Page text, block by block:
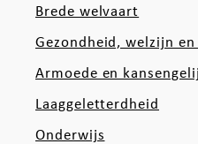
Brede welvaart
Gezondheid, welzijn en
Armoede en
Laaggeletterdheid
Onderwijs